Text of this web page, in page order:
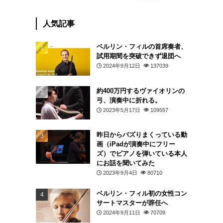
人気記事
ベルリン・フィルの首席奏者、
試用期間を突破できず退団へ
2024年9月12日 137039
約400万円するヴァイオリンの
弓、演奏中に折れる。
2023年5月17日 109557
昨日からバズりまくっている動
画（iPadが演奏中にフリー
ズ）でピアノを弾いている本人
にお話を聞いてみた
2023年9月4日 80710
ベルリン・フィル初の女性コン
サートマスターが辞任へ
2024年9月11日 70709